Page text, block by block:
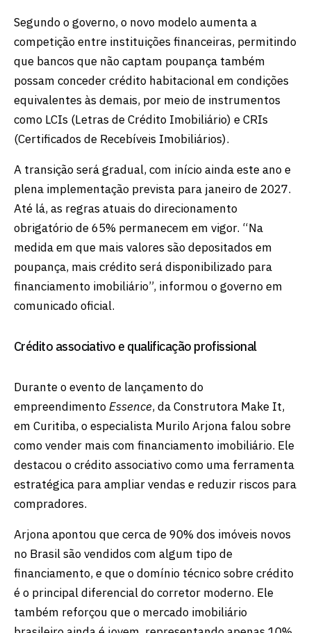
Segundo o governo, o novo modelo aumenta a
competição entre instituições financeiras, permitindo
que bancos que não captam poupança também
possam conceder crédito habitacional em condições
equivalentes às demais, por meio de instrumentos
como LCIs (Letras de Crédito Imobiliário) e CRIs
(Certificados de Recebíveis Imobiliários).
A transição será gradual, com início ainda este ano e
plena implementação prevista para janeiro de 2027.
Até lá, as regras atuais do direcionamento
obrigatório de 65% permanecem em vigor. “Na
medida em que mais valores são depositados em
poupança, mais crédito será disponibilizado para
financiamento imobiliário”, informou o governo em
comunicado oficial.
Crédito associativo e qualificação profissional
Durante o evento de lançamento do
empreendimentoEssence, da Construtora Make It,
em Curitiba, o especialista Murilo Arjona falou sobre
como vender mais com financiamento imobiliário. Ele
destacou o crédito associativo como uma ferramenta
estratégica para ampliar vendas e reduzir riscos para
compradores.
Arjona apontou que cerca de 90% dos imóveis novos
no Brasil são vendidos com algum tipo de
financiamento, e que o domínio técnico sobre crédito
é o principal diferencial do corretor moderno. Ele
também reforçou que o mercado imobiliário